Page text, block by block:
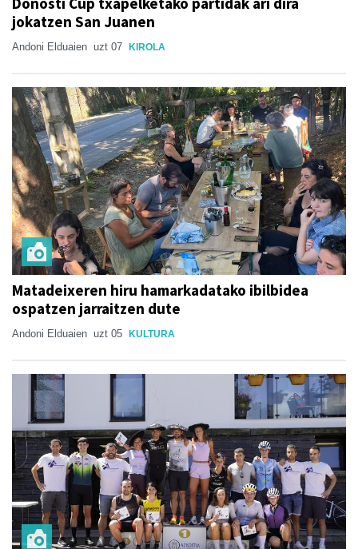
jokatzen San Juanen
Andoni Elduaien uzt 07 KIROLA
Matadeixeren hiru hamarkadatako ibilbidea
ospatzen jarraitzen dute
Andoni Elduaien uzt 05 KULTURA